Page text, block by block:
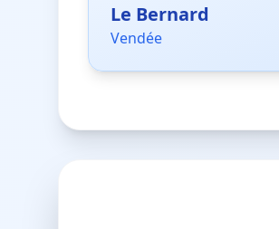
Le Bernard
Vendée